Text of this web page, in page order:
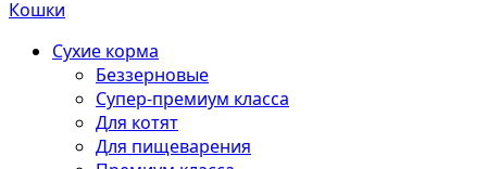
Кошки
Сухие корма
Беззерновые
Супер-премиум класса
Для котят
Для пищеварения